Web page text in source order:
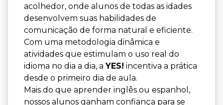
acolhedor, onde alunos de todas as idades
desenvolvem suas habilidades de
comunicação de forma natural e eficiente.
Com uma metodologia dinâmica e
atividades que estimulam o uso real do
idioma no dia a dia, aYES! incentiva a prática
desde o primeiro dia de aula.
Mais do que aprender inglês ou espanhol,
nossos alunos ganham confiança para se